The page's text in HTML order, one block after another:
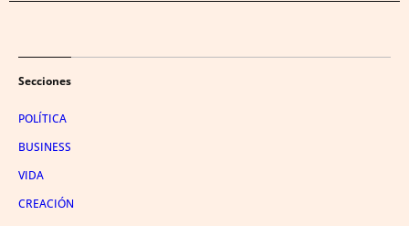
Secciones
POLÍTICA
BUSINESS
VIDA
CREACIÓN